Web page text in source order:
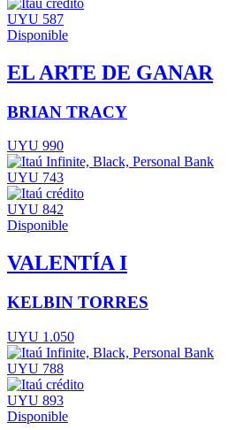
UYU 587
Disponible
EL ARTE DE GANAR
BRIAN TRACY
UYU 990
UYU 743
UYU 842
Disponible
VALENTÍA I
KELBIN TORRES
UYU 1.050
UYU 788
UYU 893
Disponible